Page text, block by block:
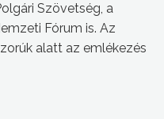
Szövetség, a
Fórum is. Az
alatt az emlékezés